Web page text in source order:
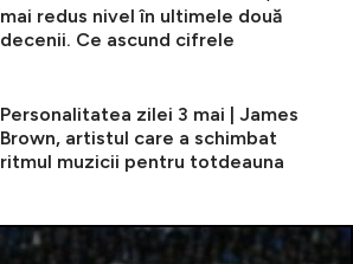
mai redus nivel în ultimele două
decenii. Ce ascund cifrele
Personalitatea zilei 3 mai | James
Brown, artistul care a schimbat
ritmul muzicii pentru totdeauna